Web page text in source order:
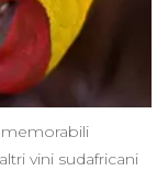
memorabili
vini sudafricani